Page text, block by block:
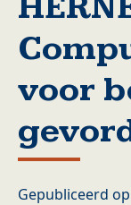
voor
Gepubliceerd op